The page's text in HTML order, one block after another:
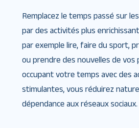
Remplacez le temps passé sur
par des activités plus
par exemple lire, faire du sport,
ou prendre des nouvelles de vos
occupant votre temps avec des
stimulantes, vous réduirez
dépendance aux réseaux sociaux.